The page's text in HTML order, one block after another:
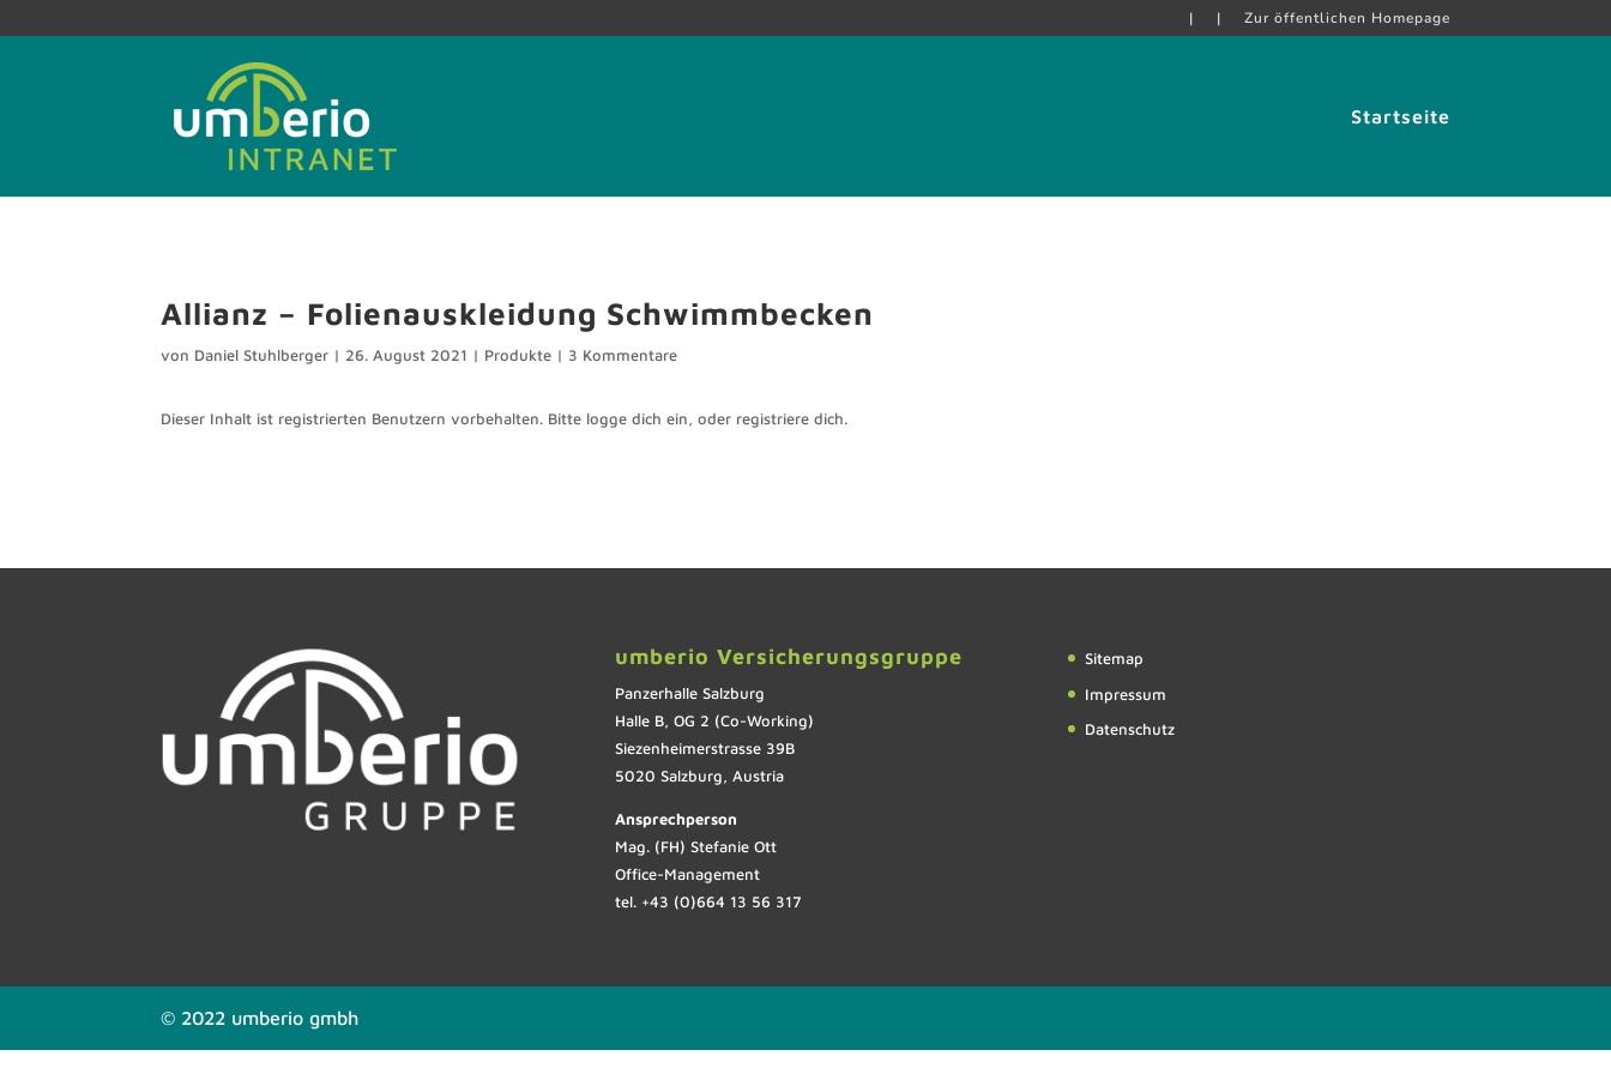
| | Zur öffentlichen Homepage
Startseite
Allianz – Folienauskleidung Schwimmbecken
von Daniel Stuhlberger | 26. August 2021 | Produkte | 3 Kommentare
Dieser Inhalt ist registrierten Benutzern vorbehalten. Bitte logge dich ein, oder registriere dich.
umberio Versicherungsgruppe
Panzerhalle Salzburg
Halle B, OG 2 (Co-Working)
Siezenheimerstrasse 39B
5020 Salzburg, Austria
Ansprechperson
Mag. (FH) Stefanie Ott
Office-Management
tel. +43 (0)664 13 56 317
Sitemap
Impressum
Datenschutz
© 2022 umberio gmbh